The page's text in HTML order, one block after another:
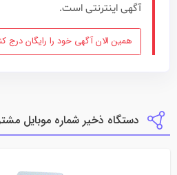
آگهی اینترنتی است.
همین الان آگهی خود را رایگان درج
دستگاه ذخیر شماره موبایل